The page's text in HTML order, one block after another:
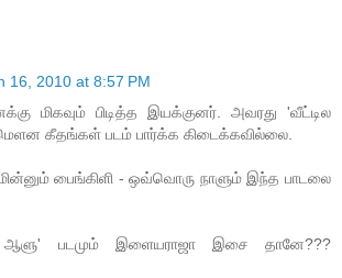
16, 2010 at 8:57 PM
மிகவும் பிடித்த இயக்குனர். அவரது 'வீட்டில
கீதங்கள் படம் பார்க்க கிடைக்கவில்லை.
பைங்கிளி - ஒவ்வொரு நாளும் இந்த பாடலை
படமும் இளையராஜா இசை தானே???